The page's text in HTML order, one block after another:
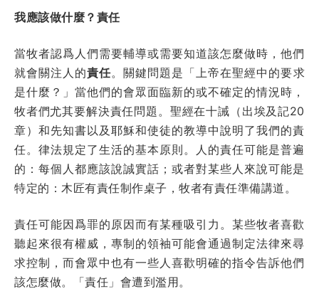
我應該做什麼？責任
當牧者認爲人們需要輔導或需要知道該怎麼做時，他們
就會關注人的責任。關鍵問題是「上帝在聖經中的要求
是什麼？」當他們的會眾面臨新的或不確定的情況時，
牧者們尤其要解決責任問題。聖經在十誡（出埃及記20
章）和先知書以及耶穌和使徒的教導中說明了我們的責
任。律法規定了生活的基本原則。人的責任可能是普遍
的：每個人都應該說誠實話；或者對某些人來說可能是
特定的：木匠有責任制作桌子，牧者有責任準備講道。
責任可能因爲罪的原因而有某種吸引力。某些牧者喜歡
聽起來很有權威，專制的領袖可能會通過制定法律來尋
求控制，而會眾中也有一些人喜歡明確的指令告訴他們
該怎麼做。「責任」會遭到濫用。